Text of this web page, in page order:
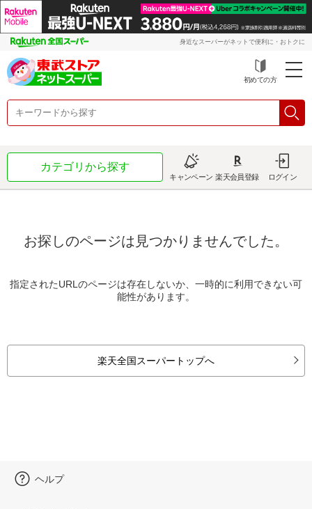
身近なスーパーがネットで便利に・おトクに
初めての方
カテゴリから探す
キャンペーン 楽天会員登録 ログイン
お探しのページは見つかりませんでした。
指定されたURLのページは存在しないか、一時的に利用できない可
能性があります。
楽天全国スーパートップへ
ヘルプ